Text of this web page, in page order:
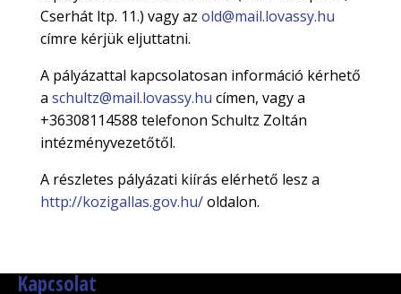
Cserhát ltp. 11.) vagy az old@mail.lovassy.hu
címre kérjük eljuttatni.
A pályázattal kapcsolatosan információ kérhető
a schultz@mail.lovassy.hu címen, vagy a
+36308114588 telefonon Schultz Zoltán
intézményvezetőtől.
A részletes pályázati kiírás elérhető lesz a
http://kozigallas.gov.hu/oldalon.
Kapcsolat